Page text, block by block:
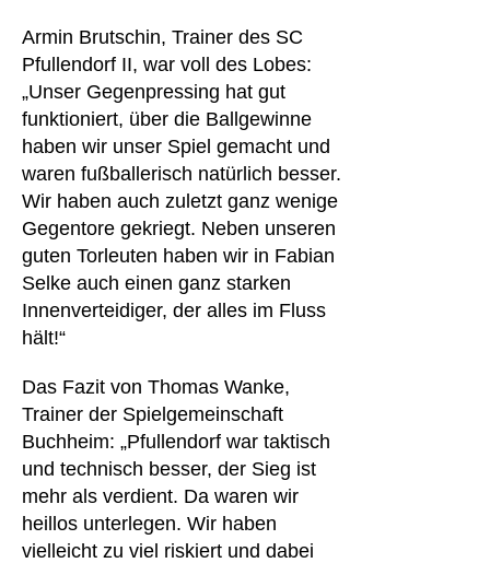
Armin Brutschin, Trainer des SC
Pfullendorf II, war voll des Lobes:
„Unser Gegenpressing hat gut
funktioniert, über die Ballgewinne
haben wir unser Spiel gemacht und
waren fußballerisch natürlich besser.
Wir haben auch zuletzt ganz wenige
Gegentore gekriegt. Neben unseren
guten Torleuten haben wir in Fabian
Selke auch einen ganz starken
Innenverteidiger, der alles im Fluss
hält!“
Das Fazit von Thomas Wanke,
Trainer der Spielgemeinschaft
Buchheim: „Pfullendorf war taktisch
und technisch besser, der Sieg ist
mehr als verdient. Da waren wir
heillos unterlegen. Wir haben
vielleicht zu viel riskiert und dabei